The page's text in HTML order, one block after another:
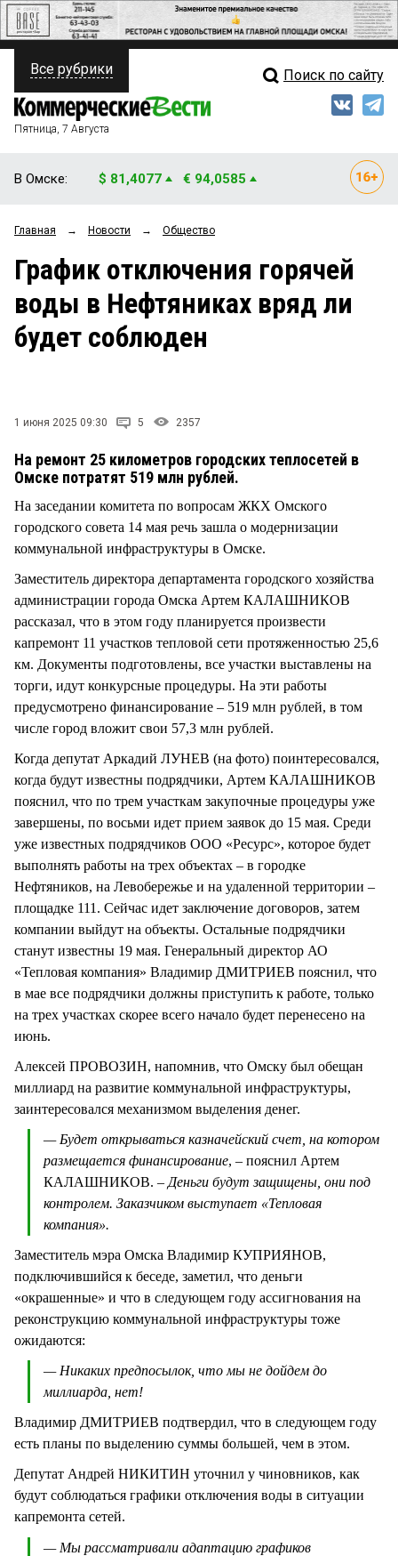
ПОЛИТИКА
ФИНАНСЫ
ОБЩЕСТВО
ЗАКОН
НОВОСТИ КОМПАНИЙ
Свежий выпуск
Рейтинги
Блоги
Все рубрики Поиск по сайту
Пятница, 7 Августа
В Омске: $ 81,4077 € 94,0585
Главная → Новости → Общество
График отключения горячей
воды в Нефтяниках вряд ли
будет соблюден
1 июня 2025 09:30 5 2357
На ремонт 25 километров городских теплосетей в
Омске потратят 519 млн рублей.
На заседании комитета по вопросам ЖКХ Омского
городского совета 14 мая речь зашла о модернизации
коммунальной инфраструктуры в Омске.
Заместитель директора департамента городского хозяйства
администрации города Омска Артем КАЛАШНИКОВ
рассказал, что в этом году планируется произвести
капремонт 11 участков тепловой сети протяженностью 25,6
км. Документы подготовлены, все участки выставлены на
торги, идут конкурсные процедуры. На эти работы
предусмотрено финансирование – 519 млн рублей, в том
числе город вложит свои 57,3 млн рублей.
Когда депутат Аркадий ЛУНЕВ (на фото) поинтересовался,
когда будут известны подрядчики, Артем КАЛАШНИКОВ
пояснил, что по трем участкам закупочные процедуры уже
завершены, по восьми идет прием заявок до 15 мая. Среди
уже известных подрядчиков ООО «Ресурс», которое будет
выполнять работы на трех объектах – в городке
Нефтяников, на Левобережье и на удаленной территории –
площадке 111. Сейчас идет заключение договоров, затем
компании выйдут на объекты. Остальные подрядчики
станут известны 19 мая. Генеральный директор АО
«Тепловая компания» Владимир ДМИТРИЕВ пояснил, что
в мае все подрядчики должны приступить к работе, только
на трех участках скорее всего начало будет перенесено на
июнь.
Алексей ПРОВОЗИН, напомнив, что Омску был обещан
миллиард на развитие коммунальной инфраструктуры,
заинтересовался механизмом выделения денег.
— Будет открываться казначейский счет, на котором
размещается финансирование, – пояснил Артем
КАЛАШНИКОВ. – Деньги будут защищены, они под
контролем. Заказчиком выступает «Тепловая
компания».
Заместитель мэра Омска Владимир КУПРИЯНОВ,
подключившийся к беседе, заметил, что деньги
«окрашенные» и что в следующем году ассигнования на
реконструкцию коммунальной инфраструктуры тоже
ожидаются:
— Никаких предпосылок, что мы не дойдем до
миллиарда, нет!
Владимир ДМИТРИЕВ подтвердил, что в следующем году
есть планы по выделению суммы большей, чем в этом.
Депутат Андрей НИКИТИН уточнил у чиновников, как
будут соблюдаться графики отключения воды в ситуации
капремонта сетей.
— Мы рассматривали адаптацию графиков